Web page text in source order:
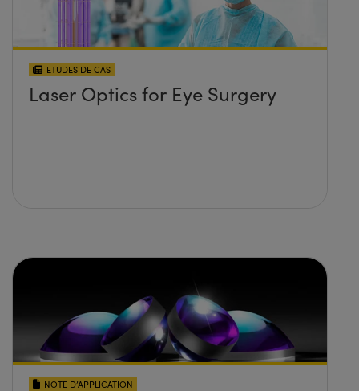
ETUDES DE CAS
Laser Optics for Eye Surgery
NOTE D’APPLICATION